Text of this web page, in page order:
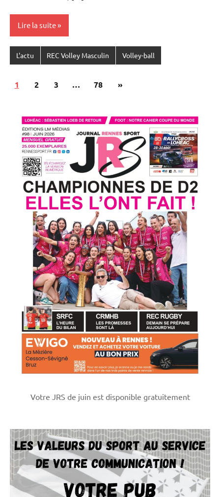
Lire la suite
L'actu REC Volley Masculin Volley-ball
Pagination
publications
1 2 3 … 78
Articles
»
Votre JRS de juin est disponible gratuitement